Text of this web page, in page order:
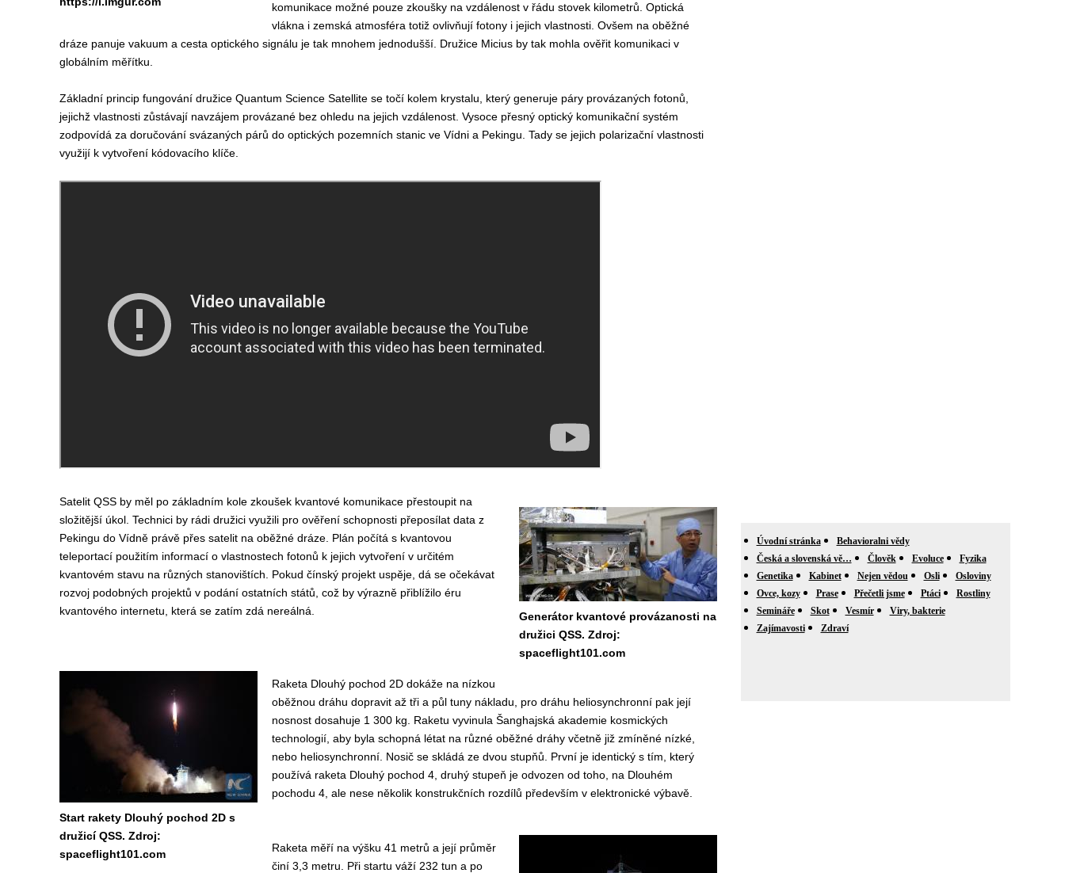
komunikace možné pouze zkoušky na vzdálenost v řádu stovek kilometrů. Optická
vlákna i zemská atmosféra totiž ovlivňují fotony i jejich vlastnosti. Ovšem na oběžné
dráze panuje vakuum a cesta optického signálu je tak mnohem jednodušší. Družice Micius by tak mohla ověřit komunikaci v
globálním měřítku.
Základní princip fungování družice Quantum Science Satellite se točí kolem krystalu, který generuje páry provázaných fotonů,
jejichž vlastnosti zůstávají navzájem provázané bez ohledu na jejich vzdálenost. Vysoce přesný optický komunikační systém
zodpovídá za doručování svázaných párů do optických pozemních stanic ve Vídni a Pekingu. Tady se jejich polarizační vlastnosti
využijí k vytvoření kódovacího klíče.
Generátor kvantové provázanosti na
družici QSS. Zdroj:
spaceflight101.com
Satelit QSS by měl po základním kole zkoušek kvantové komunikace přestoupit na
složitější úkol. Technici by rádi družici využili pro ověření schopnosti přeposílat data z
Pekingu do Vídně právě přes satelit na oběžné dráze. Plán počítá s kvantovou
teleportací použitím informací o vlastnostech fotonů k jejich vytvoření v určitém
kvantovém stavu na různých stanovištích. Pokud čínský projekt uspěje, dá se očekávat
rozvoj podobných projektů v podání ostatních států, což by výrazně přiblížilo éru
kvantového internetu, která se zatím zdá nereálná.
Start rakety Dlouhý pochod 2D s
družicí QSS. Zdroj:
spaceflight101.com
Raketa Dlouhý pochod 2D dokáže na nízkou
oběžnou dráhu dopravit až tři a půl tuny nákladu, pro dráhu heliosynchronní pak její
nosnost dosahuje 1 300 kg. Raketu vyvinula Šanghajská akademie kosmických
technologií, aby byla schopná létat na různé oběžné dráhy včetně již zmíněné nízké,
nebo heliosynchronní. Nosič se skládá ze dvou stupňů. První je identický s tím, který
používá raketa Dlouhý pochod 4, druhý stupeň je odvozen od toho, na Dlouhém
pochodu 4, ale nese několik konstrukčních rozdílů především v elektronické výbavě.
Raketa měří na výšku 41 metrů a její průměr
činí 3,3 metru. Při startu váží 232 tun a po
Úvodní stránka
Behavioralni vědy
Česká a slovenská vě…
Člověk Evoluce
Fyzika
Genetika
Kabinet Nejen vědou Osli
Osloviny
Ovce, kozy
Prase Přečetli jsme Ptáci
Rostliny
Semináře
Skot Vesmír
Viry, bakterie
Zajímavosti
Zdraví